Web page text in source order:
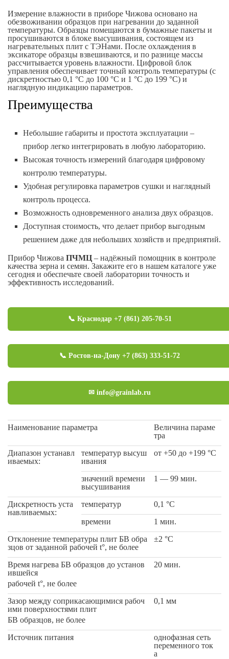
Измерение влажности в приборе Чижова основано на
обезвоживании образцов при нагревании до заданной
температуры. Образцы помещаются в бумажные пакеты и
просушиваются в блоке высушивания, состоящем из
нагревательных плит с ТЭНами. После охлаждения в
эксикаторе образцы взвешиваются, и по разнице массы
рассчитывается уровень влажности. Цифровой блок
управления обеспечивает точный контроль температуры (с
дискретностью 0,1 °C до 100 °C и 1 °C до 199 °C) и
наглядную индикацию параметров.
Преимущества
Небольшие габариты и простота эксплуатации –
прибор легко интегрировать в любую лабораторию.
Высокая точность измерений благодаря цифровому
контролю температуры.
Удобная регулировка параметров сушки и наглядный
контроль процесса.
Возможность одновременного анализа двух образцов.
Доступная стоимость, что делает прибор выгодным
решением даже для небольших хозяйств и предприятий.
Прибор Чижова ПЧМЦ – надёжный помощник в контроле
качества зерна и семян. Закажите его в нашем каталоге уже
сегодня и обеспечьте своей лаборатории точность и
эффективность исследований.
📞 Краснодар +7 (861) 205-70-51
📞 Ростов-на-Дону +7 (863) 333-51-72
✉ info@grainlab.ru
Наименование параметра
Величина параме
тра
Диапазон устанавл
иваемых:
температур высуш
ивания
от +50 до +199 °C
значений времени
высушивания
1 — 99 мин.
Дискретность уста
навливаемых:
температур
0,1 °C
времени
1 мин.
Отклонение температуры плит БВ обра
зцов от заданной рабочей t°, не более
±2 °C
Время нагрева БВ образцов до установ
ившейся
рабочей t°, не более
20 мин.
Зазор между соприкасающимися рабоч
ими поверхностями плит
БВ образцов, не более
0,1 мм
Источник питания
однофазная сеть
переменного ток
а